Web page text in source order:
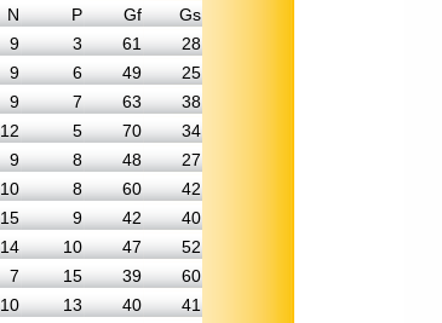
N P Gf
Gs
9 3 61
28
9 6 49
25
9 7 63
38
12 5 70
34
9 8 48
27
10 8 60
42
15 9 42
40
14 10 47
52
7 15 39
60
10 13 40
41